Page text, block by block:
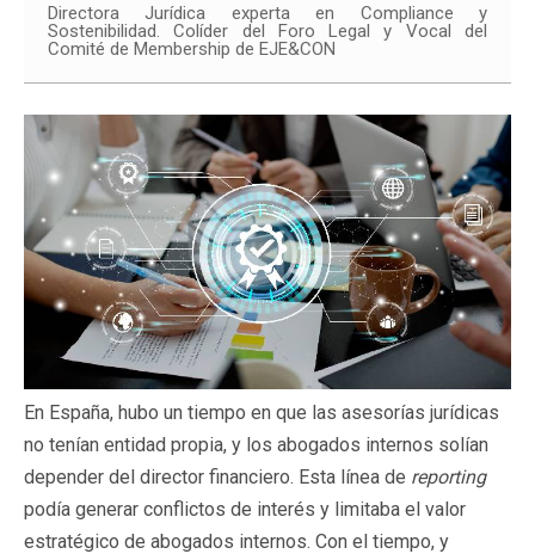
Directora Jurídica experta en Compliance y
Sostenibilidad. Colíder del Foro Legal y Vocal del
Comité de Membership de EJE&CON
En España, hubo un tiempo en que las asesorías jurídicas
no tenían entidad propia, y los abogados internos solían
depender del director financiero. Esta línea de reporting
podía generar conflictos de interés y limitaba el valor
estratégico de abogados internos. Con el tiempo, y